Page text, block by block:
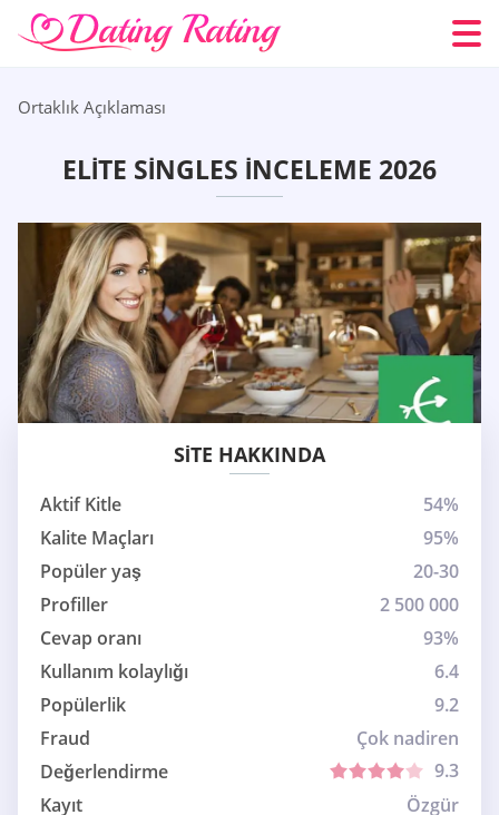
Ortaklık Açıklaması
ELITE SINGLES İNCELEME 2026
SITE HAKKINDA
Aktif Kitle
54%
Kalite Maçları
95%
Popüler yaş
20-30
Profiller
2 500 000
Cevap oranı
93%
Kullanım kolaylığı
6.4
Popülerlik
9.2
Fraud
Çok nadiren
Değerlendirme
9.3
Kayıt
Özgür